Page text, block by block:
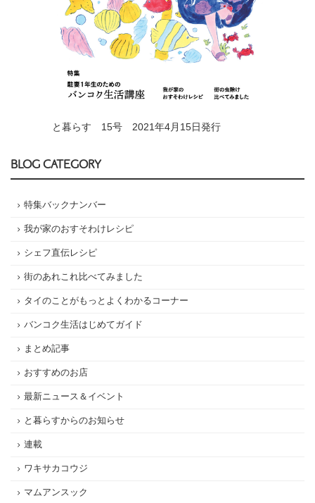
と暮らす 15号 2021年4月15日発行
BLOG CATEGORY
特集バックナンバー
我が家のおすそわけレシピ
シェフ直伝レシピ
街のあれこれ比べてみました
タイのことがもっとよくわかるコーナー
バンコク生活はじめてガイド
まとめ記事
おすすめのお店
最新ニュース＆イベント
と暮らすからのお知らせ
連載
ワキサカコウジ
マムアンスック